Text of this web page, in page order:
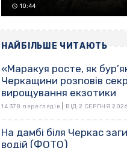
10:44
НАЙБІЛЬШЕ ЧИТАЮТЬ
«Маракуя росте, як
Черкащини розповів
вирощування екзотики
14 378 переглядів ВІД 2 СЕРПНЯ 2026
На дамбі біля Черкас
водій (ФОТО)